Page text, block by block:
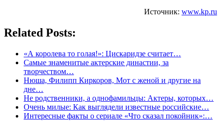
Источник: www.kp.ru
Related Posts:
«А королева то голая!»: Цискаридзе считает…
Самые знаменитые актерские династии, за
творчеством…
Нюша, Филипп Киркоров, Мот с женой и другие на
дне…
Не родственники, а однофамильцы: Актеры, которых…
Очень милые: Как выглядели известные российские…
Интересные факты о сериале «Что сказал покойник»:…